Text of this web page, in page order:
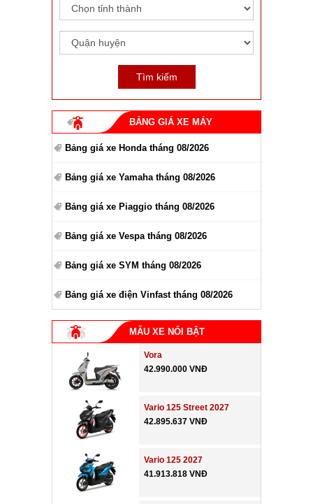
BẢNG GIÁ XE MÁY
Bảng giá xe Honda tháng 08/2026
Bảng giá xe Yamaha tháng 08/2026
Bảng giá xe Piaggio tháng 08/2026
Bảng giá xe Vespa tháng 08/2026
Bảng giá xe SYM tháng 08/2026
Bảng giá xe điện Vinfast tháng 08/2026
MẪU XE NỔI BẬT
Vora
42.990.000 VNĐ
Vario 125 Street 2027
42.895.637 VNĐ
Vario 125 2027
41.913.818 VNĐ